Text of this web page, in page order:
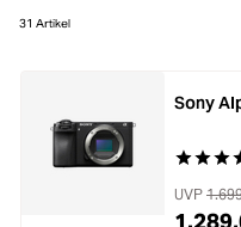
Stative &
Loading...
Taschen
31 Artikel
Sony
UVP